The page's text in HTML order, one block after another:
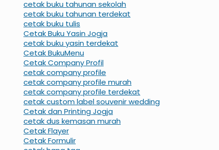
cetak buku tahunan sekolah
cetak buku tahunan terdekat
cetak buku tulis
Cetak Buku Yasin Jogja
cetak buku yasin terdekat
Cetak BukuMenu
Cetak Company Profil
cetak company profile
cetak company profile murah
cetak company profile terdekat
cetak custom label souvenir wedding
Cetak dan Printing Jogja
cetak dus kemasan murah
Cetak Flayer
Cetak Formulir